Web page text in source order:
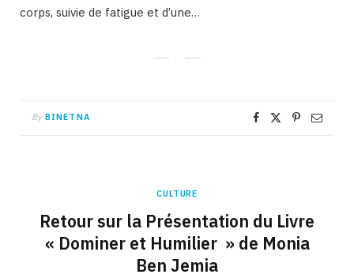
corps, suivie de fatigue et d’une…
By BINETNA
CULTURE
Retour sur la Présentation du Livre
« Dominer et Humilier » de Monia
Ben Jemia